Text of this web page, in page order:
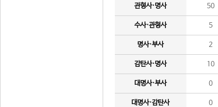
관형사·명사 50
수사·관형사 5
명사·부사 2
감탄사·명사 10
대명사·부사 0
대명사·감탄사 0